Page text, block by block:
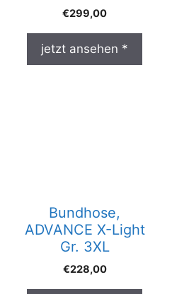
€299,00
jetzt ansehen *
Bundhose,
ADVANCE X-Light
Gr. 3XL
€228,00